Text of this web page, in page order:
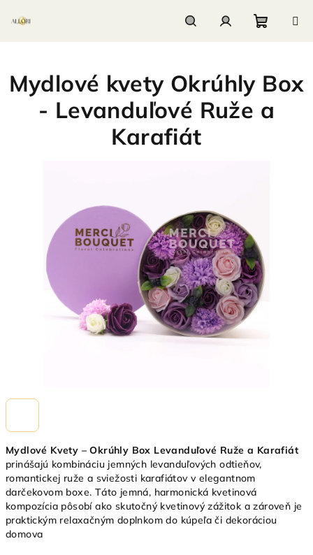
košík
Mydlové Kvety – Okrúhly Box Levanduľové Ruže a Karafiát
prinášajú kombináciu jemných levanduľových odtieňov,
romantickej ruže a sviežosti karafiátov v elegantnom
darčekovom boxe. Táto jemná, harmonická kvetinová
kompozícia pôsobí ako skutočný kvetinový zážitok a zároveň je
praktickým relaxačným doplnkom do kúpeľa či dekoráciou
domova
Mydlové kvety Okrúhly Box
- Levanduľové Ruže a
Karafiát